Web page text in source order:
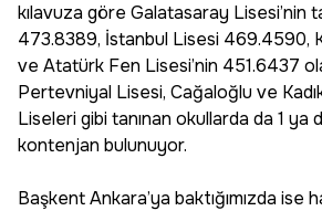
kılavuza göre Galatasaray Lisesi’nin
473.8389, İstanbul Lisesi 469.4590,
ve Atatürk Fen Lisesi’nin 451.6437
Pertevniyal Lisesi, Cağaloğlu ve
Liseleri gibi tanınan okullarda da 1 ya
kontenjan bulunuyor.
Başkent Ankara’ya baktığımızda ise